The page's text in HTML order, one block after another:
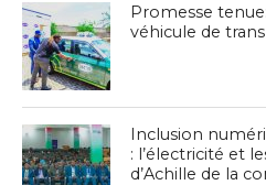
Promesse
véhicule de
Inclusion
: l’électricité et
d’Achille de la